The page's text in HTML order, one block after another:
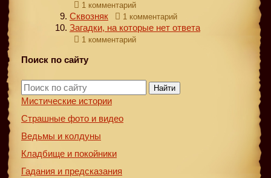
1 комментарий
Сквозняк 1 комментарий
Загадки, на которые нет ответа
1 комментарий
Поиск по сайту
Найти
Мистические истории
Страшные фото и видео
Ведьмы и колдуны
Кладбище и покойники
Гадания и предсказания